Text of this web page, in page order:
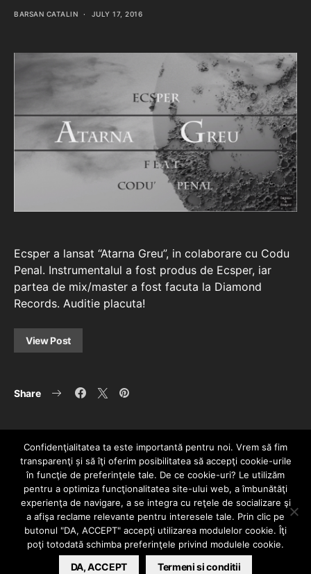
BARSAN CATALIN JULY 17, 2016
Ecsper a lansat “Atarna Greu”, in colaborare cu Codu
Penal. Instrumentalul a fost produs de Ecsper, iar
partea de mix/master a fost facuta la Diamond
Records. Auditie placuta!
View Post
Share
HOME CONTACT POLITICĂ DE CONFIDENȚIALITATE
Since 2005 | Copyright by HIPHOPLIVE
ENTERTAINMENT SRL
Confidenţialitatea ta este importantă pentru noi. Vrem să fim
transparenţi și să îţi oferim posibilitatea să accepţi cookie-urile
în funcţie de preferinţele tale. De ce cookie-uri? Le utilizăm
pentru a optimiza funcţionalitatea site-ului web, a îmbunătăţi
experienţa de navigare, a se integra cu reţele de socializare şi
a afişa reclame relevante pentru interesele tale. Prin clic pe
butonul "DA, ACCEPT" accepţi utilizarea modulelor cookie. Îţi
poţi totodată schimba preferinţele privind modulele cookie.
DA, ACCEPT Termeni si conditii